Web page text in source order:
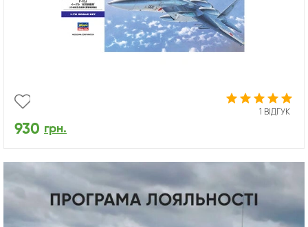
1 ВІДГУК
930 грн.